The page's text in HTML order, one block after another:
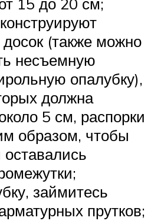
15 до 20 см;
досок (также можно
несъемную
опалубку),
должна
5 см, распорки
образом, чтобы
займитесь
прутков;